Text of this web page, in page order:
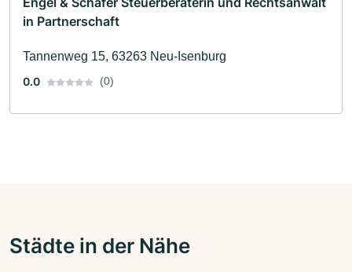
in Partnerschaft
Tannenweg 15, 63263 Neu-Isenburg
0.0
(0)
Städte in der Nähe